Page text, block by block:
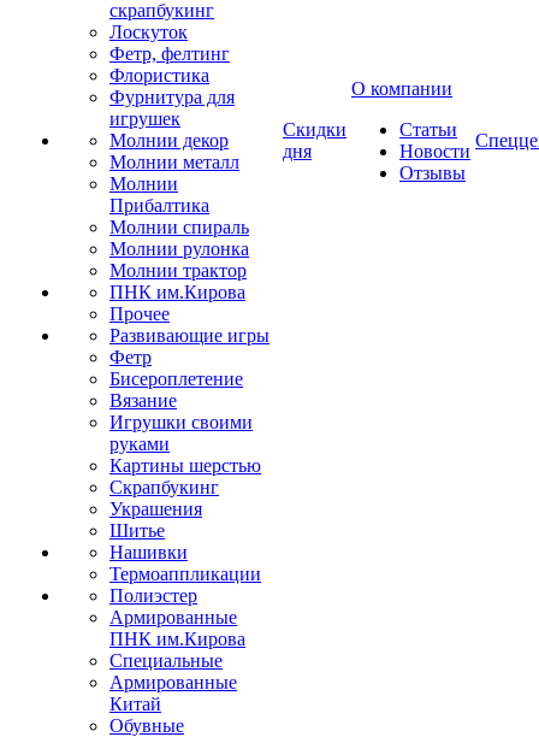
скрапбукинг
Лоскуток
Фетр, фелтинг
Флористика
Фурнитура для
игрушек
Молнии декор
Молнии металл
Молнии
Прибалтика
Молнии спираль
Молнии рулонка
Молнии трактор
ПНК им.Кирова
Прочее
Развивающие игры
Фетр
Бисероплетение
Вязание
Игрушки своими
руками
Картины шерстью
Скрапбукинг
Украшения
Шитье
Нашивки
Термоаппликации
Полиэстер
Армированные
ПНК им.Кирова
Специальные
Армированные
Китай
Обувные
Скидки
дня
О компании
Статьи
Новости
Отзывы